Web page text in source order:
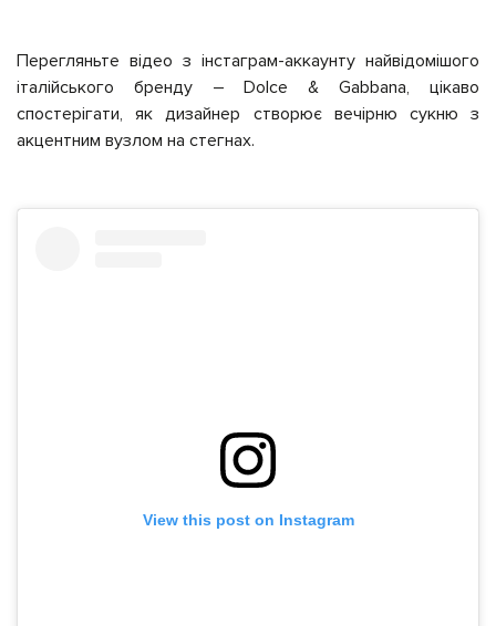
Перегляньте відео з інстаграм-аккаунту найвідомішого
італійського бренду – Dolce & Gabbana, цікаво
спостерігати, як дизайнер створює вечірню сукню з
акцентним вузлом на стегнах.
View this post on Instagram